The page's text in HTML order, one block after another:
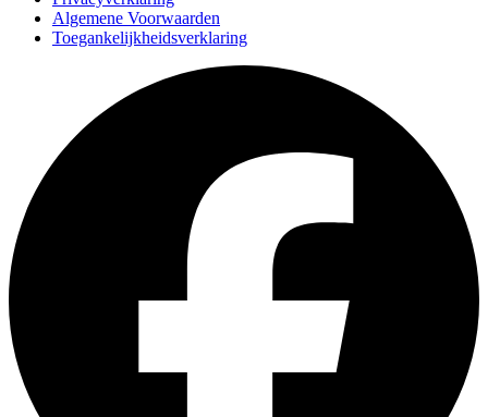
Algemene Voorwaarden
Toegankelijkheidsverklaring